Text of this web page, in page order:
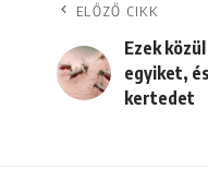
ELŐZŐ CIKK
Ezek
egyiket,
kertedet